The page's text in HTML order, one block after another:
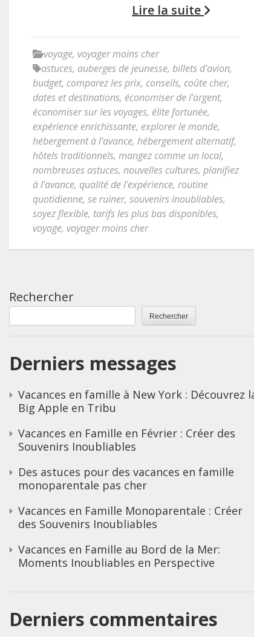
Lire la suite
voyage, voyager moins cher
astuces, auberges de jeunesse, billets d'avion,
budget, comparez les prix, conseils, coûte cher,
dates et destinations, économiser de l'argent,
économiser sur les voyages, élite fortunée,
expérience enrichissante, explorer le monde,
hébergement à l'avance, hébergement alternatif,
hôtels traditionnels, mangez comme un local,
nombreuses astuces, nouvelles cultures, planifiez
à l'avance, qualité de l'expérience, routine
quotidienne, se ruiner, souvenirs inoubliables,
soyez flexible, tarifs les plus bas disponibles,
voyage, voyager moins cher
Rechercher
Rechercher
Derniers messages
Vacances en famille à New York : Découvrez la
Big Apple en Tribu
Vacances en Famille en Février : Créer des
Souvenirs Inoubliables
Des astuces pour des vacances en famille
monoparentale pas cher
Vacances en Famille Monoparentale : Créer
des Souvenirs Inoubliables
Vacances en Famille au Bord de la Mer:
Moments Inoubliables en Perspective
Derniers commentaires